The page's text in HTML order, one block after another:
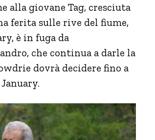
alla giovane Tag, cresciuta
ferita sulle rive del fiume,
è in fuga da
che continua a darle la
dovrà decidere fino a